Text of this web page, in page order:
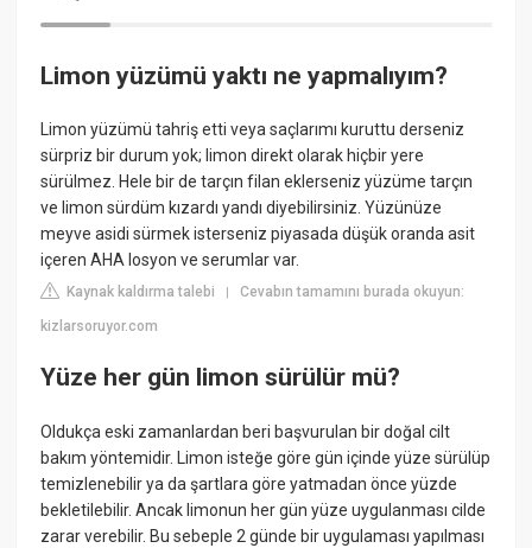
Limon yüzümü yaktı ne yapmalıyım?
Limon yüzümü tahriş etti veya saçlarımı kuruttu derseniz
sürpriz bir durum yok; limon direkt olarak hiçbir yere
sürülmez. Hele bir de tarçın filan eklerseniz yüzüme tarçın
ve limon sürdüm kızardı yandı diyebilirsiniz. Yüzünüze
meyve asidi sürmek isterseniz piyasada düşük oranda asit
içeren AHA losyon ve serumlar var.
Kaynak kaldırma talebi |Cevabın tamamını burada okuyun:
kizlarsoruyor.com
Yüze her gün limon sürülür mü?
Oldukça eski zamanlardan beri başvurulan bir doğal cilt
bakım yöntemidir. Limon isteğe göre gün içinde yüze sürülüp
temizlenebilir ya da şartlara göre yatmadan önce yüzde
bekletilebilir. Ancak limonun her gün yüze uygulanması cilde
zarar verebilir. Bu sebeple 2 günde bir uygulaması yapılması